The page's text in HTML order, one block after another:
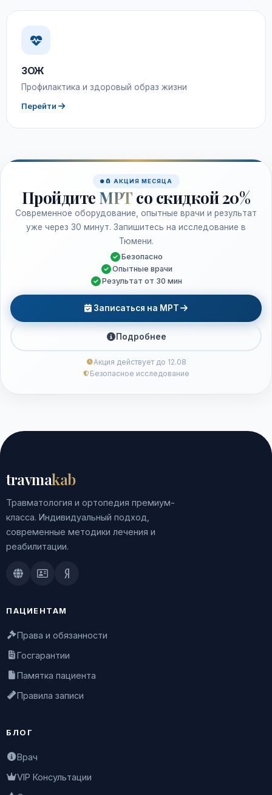
ЗОЖ
Профилактика и здоровый образ жизни
Перейти
🧲 АКЦИЯ МЕСЯЦА
Пройдите МРТ со скидкой 20%
Современное оборудование, опытные врачи и результат
уже через 30 минут. Запишитесь на исследование в
Тюмени.
Безопасно
Опытные врачи
Результат от 30 мин
Записаться на МРТ
Подробнее
Акция действует до 12.08
Безопасное исследование
travmakab
Травматология и ортопедия премиум-
класса. Индивидуальный подход,
современные методики лечения и
реабилитации.
Doctu.ruПроДокторов
Яндекс.Здоровье
ПАЦИЕНТАМ
Права и обязанности
Госгарантии
Памятка пациента
Правила записи
БЛОГ
Врач
VIP Консультации